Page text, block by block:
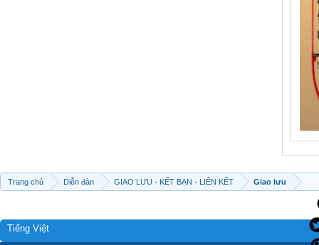
Trang chủ Diễn đàn GIAO LƯU - KẾT BẠN - LIÊN KẾT Giao lưu
Tiếng Việt